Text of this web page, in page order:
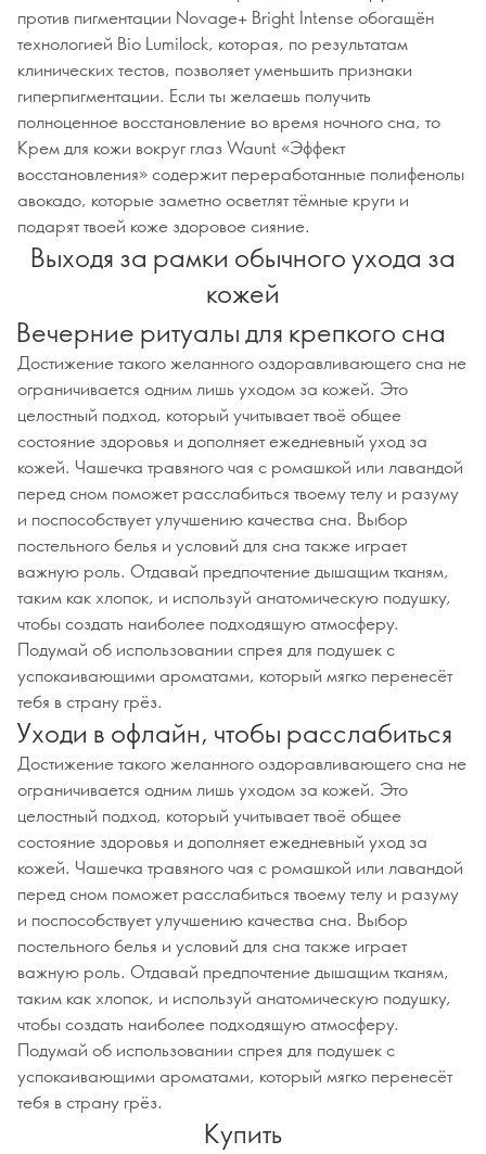
против пигментации Novage+ Bright Intense обогащён
технологией Bio Lumilock, которая, по результатам
клинических тестов, позволяет уменьшить признаки
гиперпигментации. Если ты желаешь получить
полноценное восстановление во время ночного сна, то
Крем для кожи вокруг глаз Waunt «Эффект
восстановления» содержит переработанные полифенолы
авокадо, которые заметно осветлят тёмные круги и
подарят твоей коже здоровое сияние.
Выходя за рамки обычного ухода за
кожей
Вечерние ритуалы для крепкого сна
Достижение такого желанного оздоравливающего сна не
ограничивается одним лишь уходом за кожей. Это
целостный подход, который учитывает твоё общее
состояние здоровья и дополняет ежедневный уход за
кожей. Чашечка травяного чая с ромашкой или лавандой
перед сном поможет расслабиться твоему телу и разуму
и поспособствует улучшению качества сна. Выбор
постельного белья и условий для сна также играет
важную роль. Отдавай предпочтение дышащим тканям,
таким как хлопок, и используй анатомическую подушку,
чтобы создать наиболее подходящую атмосферу.
Подумай об использовании спрея для подушек с
успокаивающими ароматами, который мягко перенесёт
тебя в страну грёз.
Уходи в офлайн, чтобы расслабиться
Достижение такого желанного оздоравливающего сна не
ограничивается одним лишь уходом за кожей. Это
целостный подход, который учитывает твоё общее
состояние здоровья и дополняет ежедневный уход за
кожей. Чашечка травяного чая с ромашкой или лавандой
перед сном поможет расслабиться твоему телу и разуму
и поспособствует улучшению качества сна. Выбор
постельного белья и условий для сна также играет
важную роль. Отдавай предпочтение дышащим тканям,
таким как хлопок, и используй анатомическую подушку,
чтобы создать наиболее подходящую атмосферу.
Подумай об использовании спрея для подушек с
успокаивающими ароматами, который мягко перенесёт
тебя в страну грёз.
Купить